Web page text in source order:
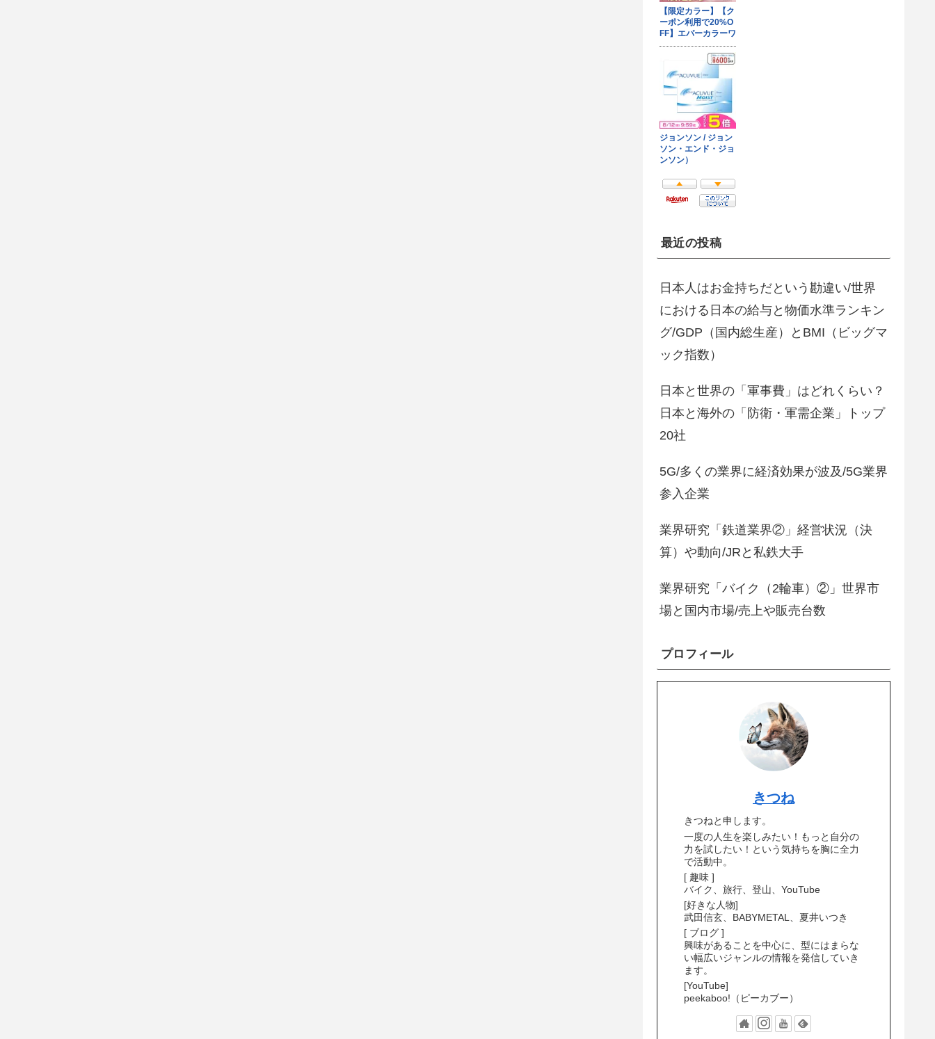
最近の投稿
日本人はお金持ちだという勘違い/世界
における日本の給与と物価水準ランキン
グ/GDP（国内総生産）とBMI（ビッグマ
ック指数）
日本と世界の「軍事費」はどれくらい？
日本と海外の「防衛・軍需企業」トップ
20社
5G/多くの業界に経済効果が波及/5G業界
参入企業
業界研究「鉄道業界②」経営状況（決
算）や動向/JRと私鉄大手
業界研究「バイク（2輪車）②」世界市
場と国内市場/売上や販売台数
プロフィール
きつね
きつねと申します。
一度の人生を楽しみたい！もっと自分の
力を試したい！という気持ちを胸に全力
で活動中。
[ 趣味 ]
バイク、旅行、登山、YouTube
[好きな人物]
武田信玄、BABYMETAL、夏井いつき
[ ブログ ]
興味があることを中心に、型にはまらな
い幅広いジャンルの情報を発信していき
ます。
[YouTube]
peekaboo!（ピーカブー）